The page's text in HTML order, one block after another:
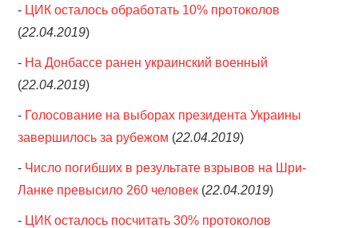
- ЦИК осталось обработать 10% протоколов
(22.04.2019)
- На Донбассе ранен украинский военный
(22.04.2019)
- Голосование на выборах президента Украины
завершилось за рубежом (22.04.2019)
- Число погибших в результате взрывов на Шри-
Ланке превысило 260 человек (22.04.2019)
- ЦИК осталось посчитать 30% протоколов